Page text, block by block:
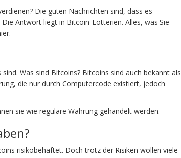
Die guten Nachrichten sind, dass es
Antwort liegt in Bitcoin-Lotterien. Alles, was Sie
Was sind Bitcoins? Bitcoins sind auch bekannt als
die nur durch Computercode existiert, jedoch
sie wie reguläre Währung gehandelt werden.
risikobehaftet. Doch trotz der Risiken wollen viele